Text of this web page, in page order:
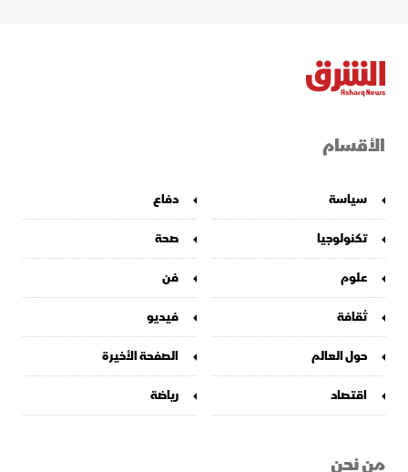
الأقسام
سياسة
دفاع
تكنولوجيا
صحة
علوم
فن
ثقافة
فيديو
حول العالم
الصفحة الأخيرة
اقتصاد
رياضة
من نحن